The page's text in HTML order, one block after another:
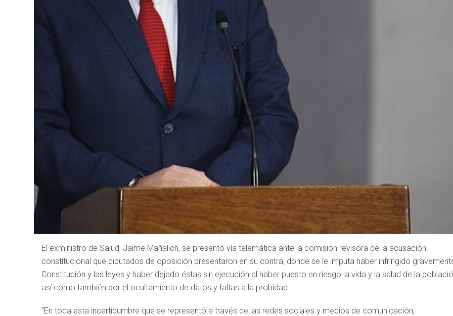
El exministro de Salud, Jaime Mañalich, se presentó vía telemática ante la comisión revisora de la acusación
constitucional que diputados de oposición presentaron en su contra, donde se le imputa haber infringido
Constitución y las leyes y haber dejado éstas sin ejecución al haber puesto en riesgo la vida y la salud de la
así como también por el ocultamiento de datos y faltas a la probidad.
“En toda esta incertidumbre que se representó a través de las redes sociales y medios de comunicación,